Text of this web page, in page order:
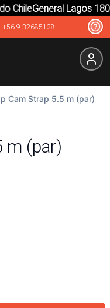
ChileGeneral Lagos
+56 9 32685128
Cam Strap 5.5 m (par)
m (par)